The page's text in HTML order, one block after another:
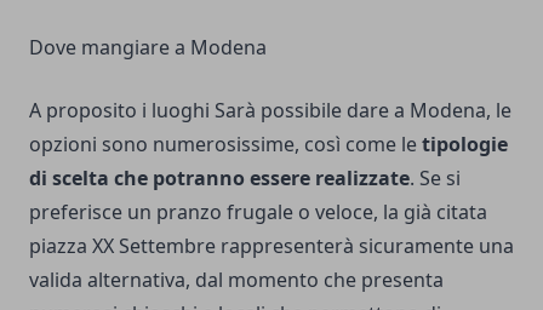
Dove mangiare a Modena
A proposito i luoghi Sarà possibile dare a Modena, le
opzioni sono numerosissime, così come letipologie
di scelta che potranno essere realizzate. Se si
preferisce un pranzo frugale o veloce, la già citata
piazza XX Settembre rappresenterà sicuramente una
valida alternativa, dal momento che presenta